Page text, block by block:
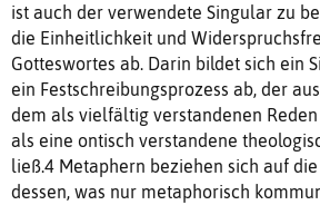
ist auch der verwendete Singular zu
die Einheitlichkeit und
Gotteswortes ab. Darin bildet sich ein
ein Festschreibungsprozess ab, der
dem als vielfältig verstandenen Reden
als eine ontisch verstandene
ließ.4 Metaphern beziehen sich auf
dessen, was nur metaphorisch